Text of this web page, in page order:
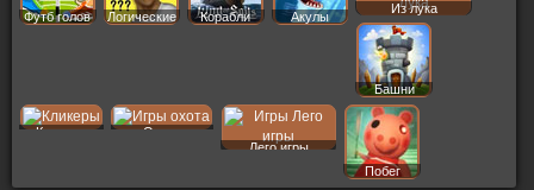
Футб голов Логические Корабли Акулы
Из лука
Башни
Кликеры
Охота
Лего игры
Побег